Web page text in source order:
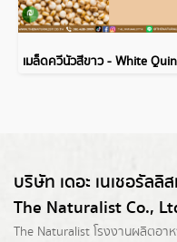
บริษัท เดอะ เนเชอรัลลิ
The Naturalist Co.,
The Naturalist โรงงานผลิตอาห